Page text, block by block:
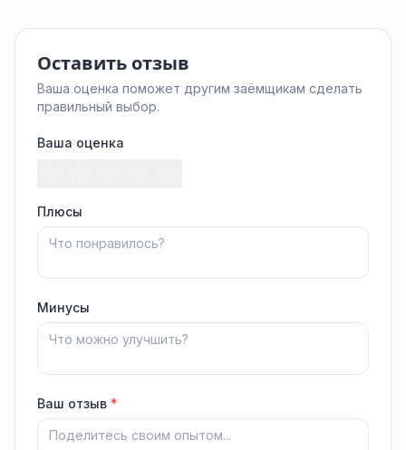
Оставить отзыв
Ваша оценка поможет другим заёмщикам сделать
правильный выбор.
Ваша оценка
Плюсы
Минусы
Ваш отзыв *